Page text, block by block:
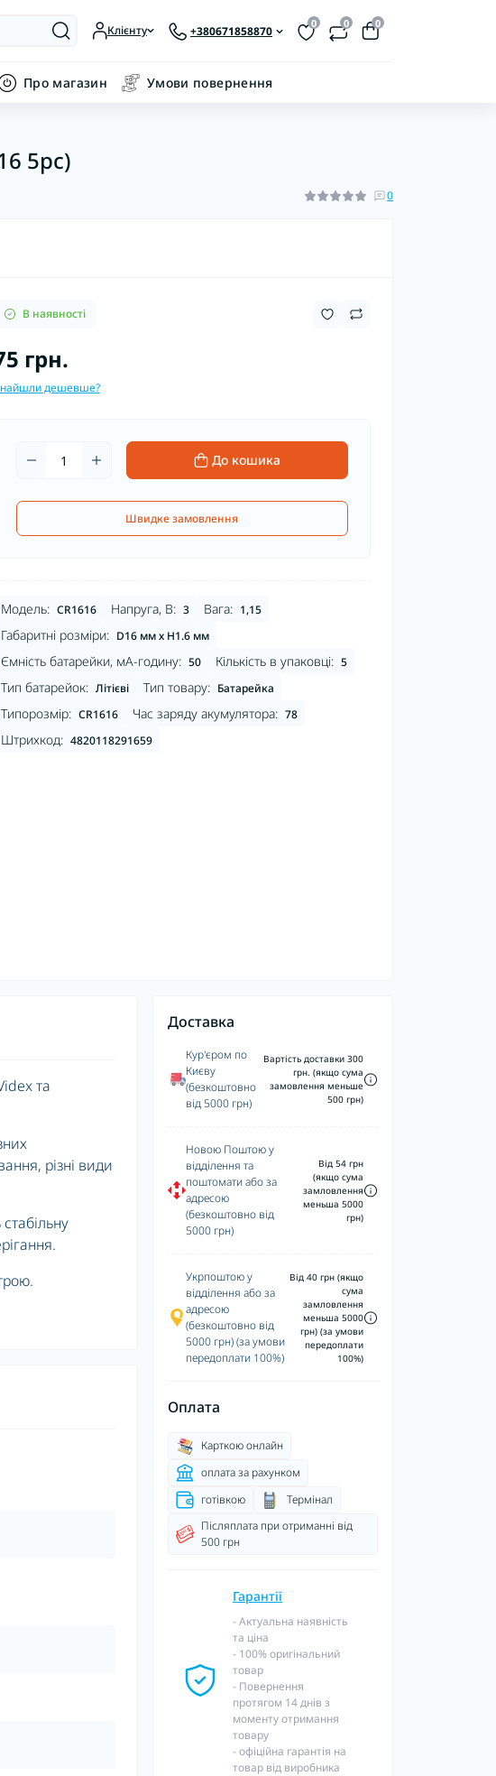
Клієнту +380671858870
0 0 0
Про магазин Умови повернення
5pc)
0
В наявності
грн.
дешевше?
До кошика
Швидке замовлення
Модель: CR1616 Напруга, В: 3 Вага: 1,15
Габаритні розміри: D16 мм х H1.6 мм
Ємність батарейки, мА-годину: 50 Кількість в упаковці: 5
Тип батарейок: Літієві Тип товару: Батарейка
Типорозмір: CR1616 Час заряду акумулятора: 78
Штрихкод: 4820118291659
Доставка
Кур'єром по
Києву
(безкоштовно
від 5000 грн)
Вартість доставки 300
грн. (якщо сума
замовлення меньше
500 грн)
Новою Поштою у
відділення та
поштомати або за
адресою
(безкоштовно від
5000 грн)
Від 54 грн
(якщо сума
замловлення
меньша 5000
грн)
Укрпоштою у
відділення або за
адресою
(безкоштовно від
5000 грн) (за умови
передоплати 100%)
Від 40 грн (якщо
сума
замловлення
меньша 5000
грн) (за умови
передоплати
100%)
Оплата
Карткою онлайн
оплата за рахунком
готівкою
Термінал
Післяплата при отриманні від
500 грн
Гарантії
- Актуальна наявність
та ціна
- 100% оригінальний
товар
- Повернення
протягом 14 днів з
моменту отримання
товару
- офіційна гарантія на
товар від виробника
та
різні види